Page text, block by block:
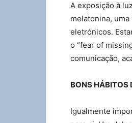
A exposição à
melatonina,
eletrónicos.
o “fear of
comunicação,
BONS HÁBITOS
Igualmente